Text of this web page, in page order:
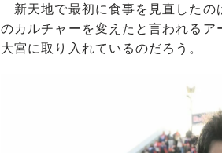
新天地で最初に食事を見直したの
のカルチャーを変えたと言われる
大宮に取り入れているのだろう。